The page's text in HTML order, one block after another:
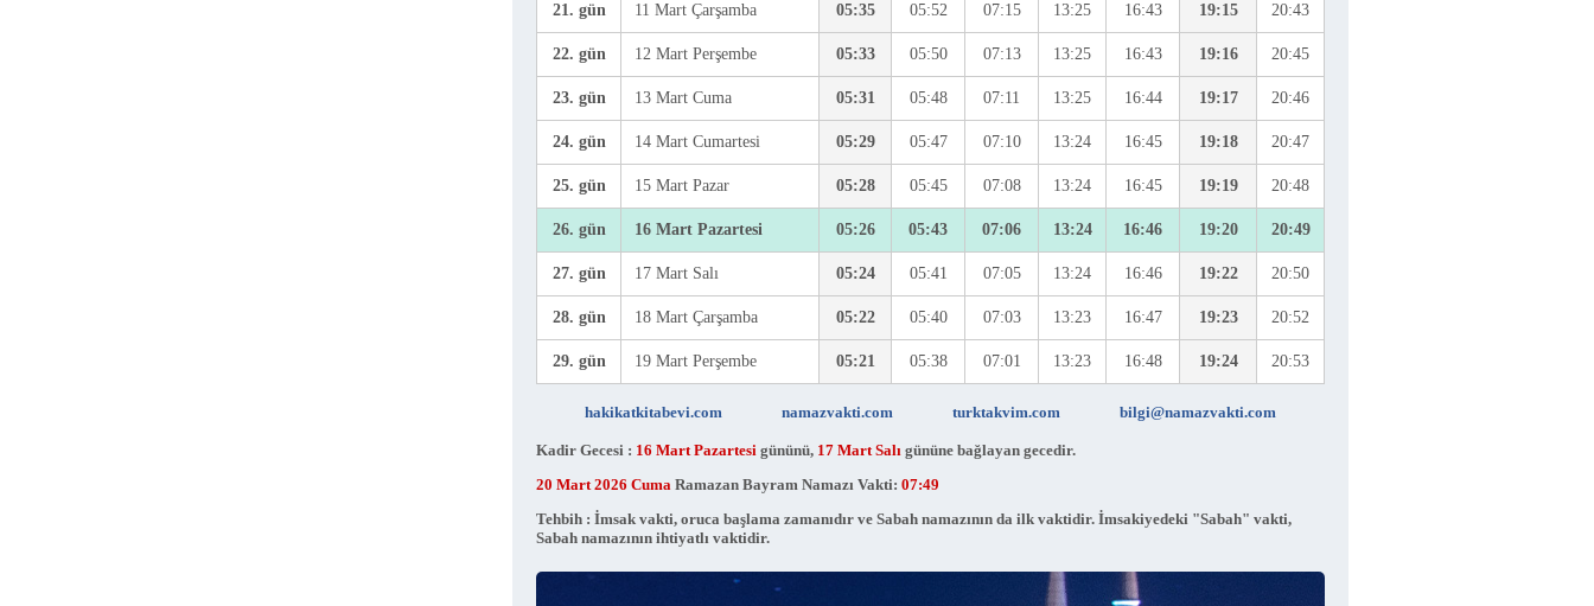
21. gün 11 Mart Çarşamba 05:35 05:52 07:15 13:25 16:43 19:15 20:43
22. gün 12 Mart Perşembe 05:33 05:50 07:13 13:25 16:43 19:16 20:45
23. gün 13 Mart Cuma 05:31 05:48 07:11 13:25 16:44 19:17 20:46
24. gün 14 Mart Cumartesi 05:29 05:47 07:10 13:24 16:45 19:18 20:47
25. gün 15 Mart Pazar 05:28 05:45 07:08 13:24 16:45 19:19 20:48
26. gün 16 Mart Pazartesi 05:26 05:43 07:06 13:24 16:46 19:20 20:49
27. gün 17 Mart Salı 05:24 05:41 07:05 13:24 16:46 19:22 20:50
28. gün 18 Mart Çarşamba 05:22 05:40 07:03 13:23 16:47 19:23 20:52
29. gün 19 Mart Perşembe 05:21 05:38 07:01 13:23 16:48 19:24 20:53
hakikatkitabevi.com namazvakti.com turktakvim.com bilgi@namazvakti.com
Kadir Gecesi : 16 Mart Pazartesi gününü, 17 Mart Salı gününe bağlayan gecedir.
20 Mart 2026 Cuma Ramazan Bayram Namazı Vakti: 07:49
Tehbih : İmsak vakti, oruca başlama zamanıdır ve Sabah namazının da ilk vaktidir. İmsakiyedeki "Sabah" vakti,
Sabah namazının ihtiyatlı vaktidir.